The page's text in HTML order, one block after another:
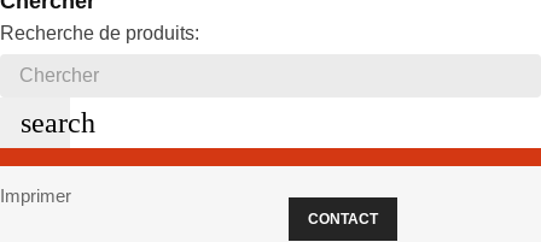
Recherche de produits:
search
Imprimer
CONTACT